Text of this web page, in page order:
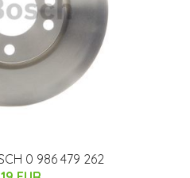
0 986 479 262